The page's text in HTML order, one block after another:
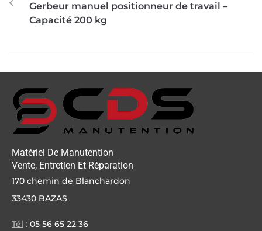
Gerbeur manuel positionneur de travail –
Capacité 200 kg
Matériel De Manutention
Vente, Entretien Et Réparation
170 chemin de Blanchardon
33430 BAZAS
Tél : 05 56 65 22 36